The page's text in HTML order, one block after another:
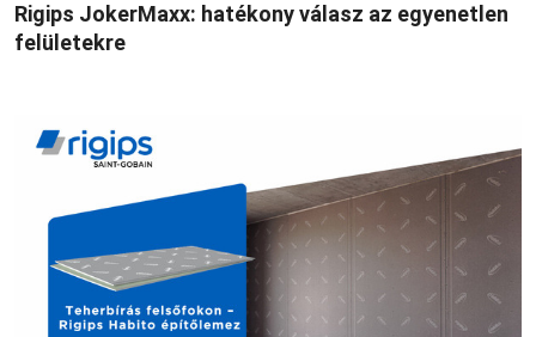
Rigips JokerMaxx: hatékony válasz az egyenetlen
felületekre